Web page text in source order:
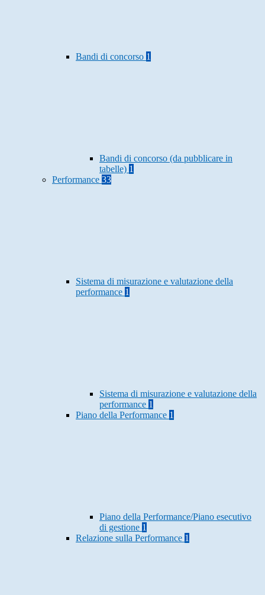
Bandi di concorso 1
Bandi di concorso (da pubblicare in
tabelle) 1
Performance 33
Sistema di misurazione e valutazione della
performance 1
Sistema di misurazione e valutazione della
performance 1
Piano della Performance 1
Piano della Performance/Piano esecutivo
di gestione 1
Relazione sulla Performance 1